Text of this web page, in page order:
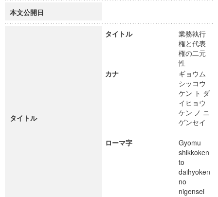
本文公開日
タイトル
タイトル
業務執行
権と代表
権の二元
性
カナ
ギョウム
シッコウ
ケン ト ダ
イヒョウ
ケン ノ ニ
ゲンセイ
ローマ字
Gyomu
shikkoken
to
daihyoken
no
nigensei